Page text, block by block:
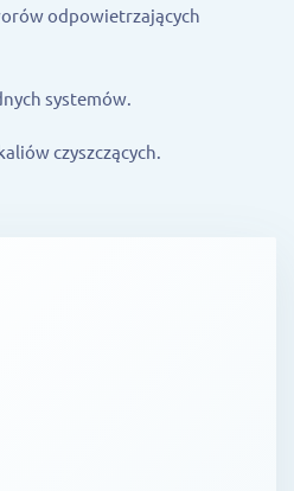
odpowietrzających
systemów.
czyszczących.